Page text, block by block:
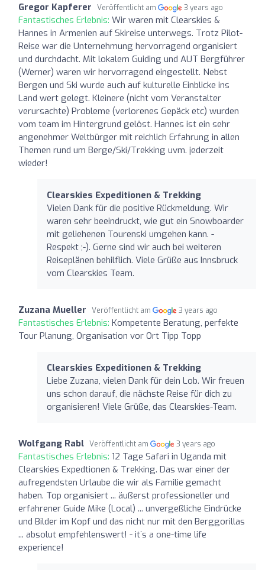
Gregor Kapferer Veröffentlicht am 3 years ago
Fantastisches Erlebnis: Wir waren mit Clearskies &
Hannes in Armenien auf Skireise unterwegs. Trotz Pilot-
Reise war die Unternehmung hervorragend organisiert
und durchdacht. Mit lokalem Guiding und AUT Bergführer
(Werner) waren wir hervorragend eingestellt. Nebst
Bergen und Ski wurde auch auf kulturelle Einblicke ins
Land wert gelegt. Kleinere (nicht vom Veranstalter
verursachte) Probleme (verlorenes Gepäck etc) wurden
vom team im Hintergrund gelöst. Hannes ist ein sehr
angenehmer Weltbürger mit reichlich Erfahrung in allen
Themen rund um Berge/Ski/Trekking uvm. jederzeit
wieder!
Clearskies Expeditionen & Trekking
Vielen Dank für die positive Rückmeldung. Wir
waren sehr beeindruckt, wie gut ein Snowboarder
mit geliehenen Tourenski umgehen kann. -
Respekt ;-). Gerne sind wir auch bei weiteren
Reiseplänen behilflich. Viele Grüße aus Innsbruck
vom Clearskies Team.
Zuzana Mueller Veröffentlicht am 3 years ago
Fantastisches Erlebnis: Kompetente Beratung, perfekte
Tour Planung, Organisation vor Ort Tipp Topp
Clearskies Expeditionen & Trekking
Liebe Zuzana, vielen Dank für dein Lob. Wir freuen
uns schon darauf, die nächste Reise für dich zu
organisieren! Viele Grüße, das Clearskies-Team.
Wolfgang Rabl Veröffentlicht am 3 years ago
Fantastisches Erlebnis: 12 Tage Safari in Uganda mit
Clearskies Expedtionen & Trekking. Das war einer der
aufregendsten Urlaube die wir als Familie gemacht
haben. Top organisiert ... äußerst professioneller und
erfahrener Guide Mike (Local) ... unvergeßliche Eindrücke
und Bilder im Kopf und das nicht nur mit den Berggorillas
... absolut empfehlenswert! - it´s a one-time life
experience!